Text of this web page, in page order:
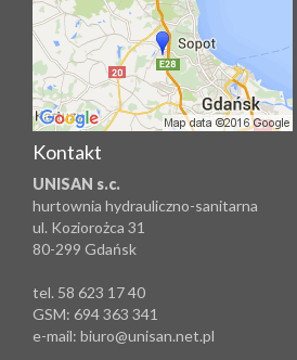
Kontakt
UNISAN s.c.
hurtownia hydrauliczno-sanitarna
ul. Koziorożca 31
80-299 Gdańsk
tel. 58 623 17 40
GSM: 694 363 341
e-mail: biuro@unisan.net.pl